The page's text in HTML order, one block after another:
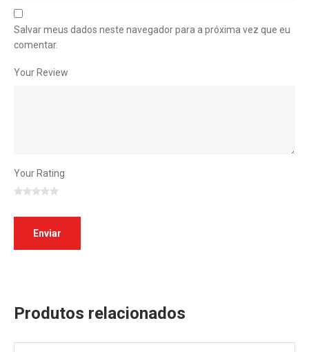
Salvar meus dados neste navegador para a próxima vez que eu
comentar.
Your Review
Your Rating
Produtos relacionados